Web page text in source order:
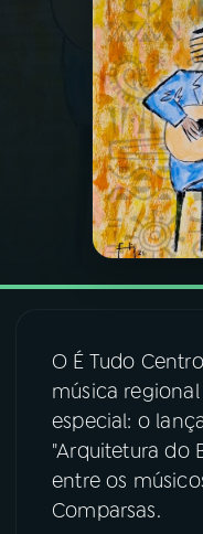
PROGRAMAS
PODCASTS
VIDEOCASTS
ÚLTIMAS
ACOMPANHE A RÁDIO
YouTube
Instagram
O É Tudo
música
especial: o
"Arquitetura do
entre os
Comparsas.